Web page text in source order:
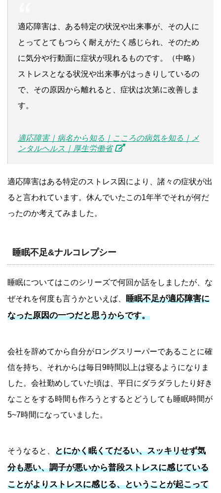
適応障害は、ある特定の状況や出来事が、その人に
とってとてもつらく耐えがたく感じられ、そのため
に気分や行動面に症状が現れるものです。（中略）
ストレスとなる状況や出来事がはっきりしているの
で、その原因から離れると、症状は次第に改善しま
す。
適応障害｜病名から知る｜こころの病気を知る｜メ
ンタルヘルス｜厚生労働省
適応障害はある特定のストレス因により、諸々の症状が出
ると言われています。休んでいたこの1年半でそれが何だ
ったのか考えてみました。
睡眠不足&ナルコレプシー
睡眠についてはこのシリーズで何回か話をしましたが、な
ぜそれを何度も言うかといえば、 睡眠不足が適応障害に
なった原因の一つだと思うからです。
会社を辞めてから自分がロングスリーパーであることに確
信を持ち、それからは毎日9時間以上は寝るようになりま
した。会社勤めしていた頃は、平日にダラダラしたり好き
なことをする時間も作ろうとするとどうしても睡眠時間が
5~7時間になっていました。
そうなると、 とにかく眠くてだるい、スッキリせず気
分も悪い、調子が悪いから普段ストレスに感じている
ことがよりストレスに感じる、ということが起こって